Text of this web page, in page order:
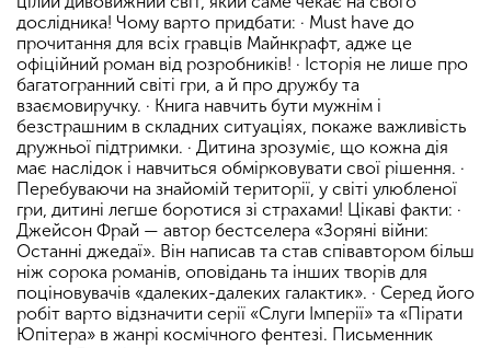
дослідника! Чому варто придбати: · Must have до
прочитання для всіх гравців Майнкрафт, адже це
офіційний роман від розробників! · Історія не лише про
багатогранний світі гри, а й про дружбу та
взаємовиручку. · Книга навчить бути мужнім і
безстрашним в складних ситуаціях, покаже важливість
дружньої підтримки. · Дитина зрозуміє, що кожна дія
має наслідок і навчиться обмірковувати свої рішення. ·
Перебуваючи на знайомій території, у світі улюбленої
гри, дитині легше боротися зі страхами! Цікаві факти: ·
Джейсон Фрай — автор бестселера «Зоряні війни:
Останні джедаї». Він написав та став співавтором більш
ніж сорока романів, оповідань та інших творів для
поціновувачів «далеких-далеких галактик». · Серед його
робіт варто відзначити серії «Слуги Імперії» та «Пірати
Юпітера» в жанрі космічного фентезі. Письменник